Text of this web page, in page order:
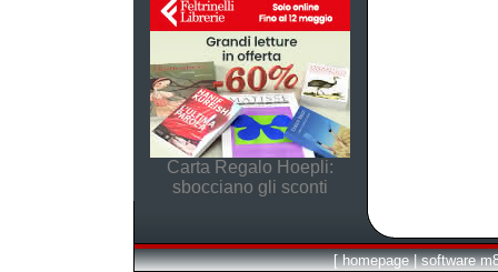
Carta Regalo Hoepli:
sbocciano gli sconti
[ homepage | software